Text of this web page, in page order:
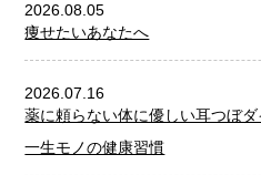
痩せたいあなたへ
2026.08.05
薬に頼らない体に優しい耳つぼ
一生モノの健康習慣
2026.07.16